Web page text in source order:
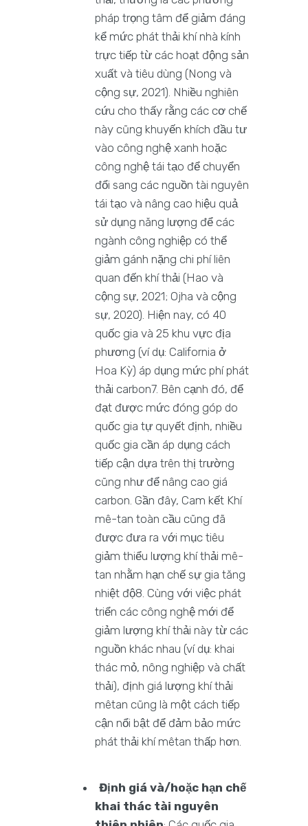
pháp trọng tâm để giảm đáng
kể mức phát thải khí nhà kính
trực tiếp từ các hoạt động sản
xuất và tiêu dùng (Nong và
cộng sự, 2021). Nhiều nghiên
cứu cho thấy rằng các cơ chế
này cũng khuyến khích đầu tư
vào công nghệ xanh hoặc
công nghệ tái tạo để chuyển
đổi sang các nguồn tài nguyên
tái tạo và nâng cao hiệu quả
sử dụng năng lượng để các
ngành công nghiệp có thể
giảm gánh nặng chi phí liên
quan đến khí thải (Hao và
cộng sự, 2021; Ojha và cộng
sự, 2020). Hiện nay, có 40
quốc gia và 25 khu vực địa
phương (ví dụ: California ở
Hoa Kỳ) áp dụng mức phí phát
thải carbon7. Bên cạnh đó, để
đạt được mức đóng góp do
quốc gia tự quyết định, nhiều
quốc gia cần áp dụng cách
tiếp cận dựa trên thị trường
cũng như để nâng cao giá
carbon. Gần đây, Cam kết Khí
mê-tan toàn cầu cũng đã
được đưa ra với mục tiêu
giảm thiểu lượng khí thải mê-
tan nhằm hạn chế sự gia tăng
nhiệt độ8. Cùng với việc phát
triển các công nghệ mới để
giảm lượng khí thải này từ các
nguồn khác nhau (ví dụ: khai
thác mỏ, nông nghiệp và chất
thải), định giá lượng khí thải
mêtan cũng là một cách tiếp
cận nổi bật để đảm bảo mức
phát thải khí mêtan thấp hơn.
Định giá và/hoặc hạn chế
khai thác tài nguyên